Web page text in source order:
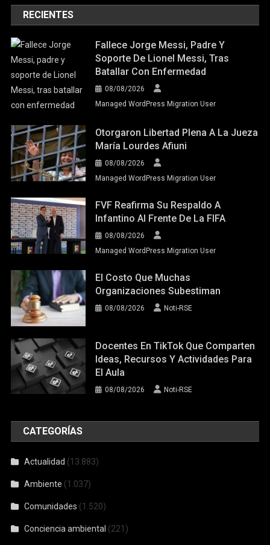
RECIENTES
Fallece Jorge Messi, Padre Y
Soporte De Lionel Messi, Tras
Batallar Con Enfermedad
08/08/2026
Managed WordPress Migration User
Otorgaron Libertad Plena A La Jueza
María Lourdes Afiuni
08/08/2026
Managed WordPress Migration User
FVF Reafirma Su Respaldo A
Infantino Al Frente De La FIFA
08/08/2026
Managed WordPress Migration User
El Costo Que Muchas
Organizaciones Subestiman
08/08/2026 Noti-RSE
Docentes En TikTok Que Comparten
Ideas, Recursos Y Actividades Para
El Aula
08/08/2026 Noti-RSE
CATEGORÍAS
Actualidad (13.883)
Ambiente (1.037)
Comunidades (1.520)
Conciencia ambiental (221)